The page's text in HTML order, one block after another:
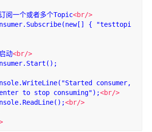
阅一个或者多个Topic
<br/>
{ "testtopi
动
<br/>
consumer,
to stop consuming");<br/>
<br/>